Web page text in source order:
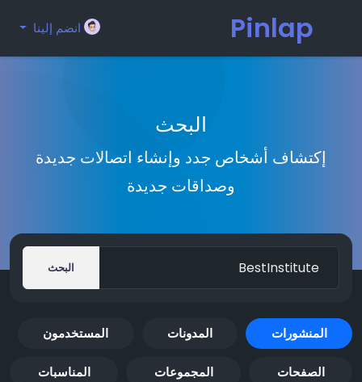
Pinlap انضم إلينا
البحث
إكتشاف أشخاص جدد وإنشاء اتصالات جديدة
وصداقات جديدة
البحث
المنشورات المدونات المستخدمون
الصفحات المجموعات المناسبات